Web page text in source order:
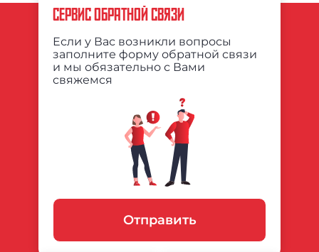
СЕРВИС ОБРАТНОЙ СВЯЗИ
Если у Вас возникли вопросы
заполните форму обратной связи
и мы обязательно с Вами
свяжемся
Отправить